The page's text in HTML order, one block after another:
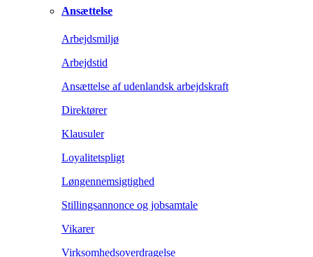
Ansættelse
Arbejdsmiljø
Arbejdstid
Ansættelse af udenlandsk arbejdskraft
Direktører
Klausuler
Loyalitetspligt
Løngennemsigtighed
Stillingsannonce og jobsamtale
Vikarer
Virksomhedsoverdragelse